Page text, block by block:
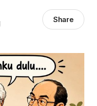
Share